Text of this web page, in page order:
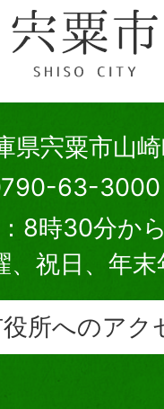
宍粟市山崎
63-3000
8時30分か
、祝日、年
所へのアク